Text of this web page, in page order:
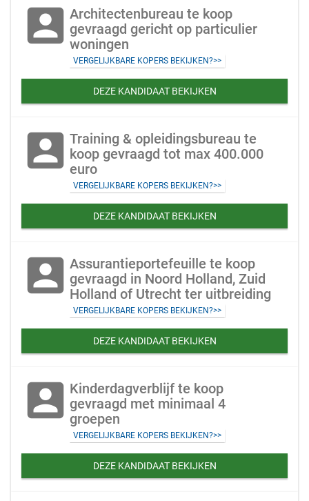
account_box Architectenbureau te koop
gevraagd gericht op particulier
woningen
VERGELIJKBARE KOPERS BEKIJKEN?>>
DEZE KANDIDAAT BEKIJKEN
account_box Training & opleidingsbureau te
koop gevraagd tot max 400.000
euro
VERGELIJKBARE KOPERS BEKIJKEN?>>
DEZE KANDIDAAT BEKIJKEN
account_box Assurantieportefeuille te koop
gevraagd in Noord Holland, Zuid
Holland of Utrecht ter uitbreiding
VERGELIJKBARE KOPERS BEKIJKEN?>>
DEZE KANDIDAAT BEKIJKEN
account_box Kinderdagverblijf te koop
gevraagd met minimaal 4
groepen
VERGELIJKBARE KOPERS BEKIJKEN?>>
DEZE KANDIDAAT BEKIJKEN